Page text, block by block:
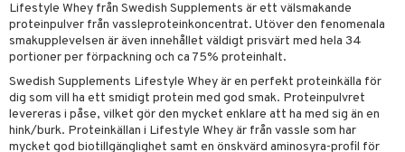
Lifestyle Whey från Swedish Supplements är ett välsmakande
proteinpulver från vassleproteinkoncentrat. Utöver den fenomenala
smakupplevelsen är även innehållet väldigt prisvärt med hela 34
portioner per förpackning och ca 75% proteinhalt.
Swedish Supplements Lifestyle Whey är en perfekt proteinkälla för
dig som vill ha ett smidigt protein med god smak. Proteinpulvret
levereras i påse, vilket gör den mycket enklare att ha med sig än en
hink/burk. Proteinkällan i Lifestyle Whey är från vassle som har
mycket god biotillgänglighet samt en önskvärd aminosyra-profil för